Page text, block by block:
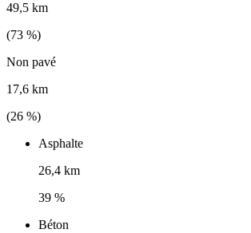
49,5 km
(73 %)
Non pavé
17,6 km
(26 %)
Asphalte
26,4 km
39 %
Béton